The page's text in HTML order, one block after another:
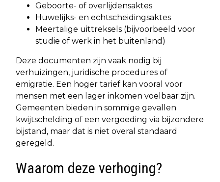
Geboorte- of overlijdensaktes
Huwelijks- en echtscheidingsaktes
Meertalige uittreksels (bijvoorbeeld voor
studie of werk in het buitenland)
Deze documenten zijn vaak nodig bij
verhuizingen, juridische procedures of
emigratie. Een hoger tarief kan vooral voor
mensen met een lager inkomen voelbaar zijn.
Gemeenten bieden in sommige gevallen
kwijtschelding of een vergoeding via bijzondere
bijstand, maar dat is niet overal standaard
geregeld.
Waarom deze verhoging?